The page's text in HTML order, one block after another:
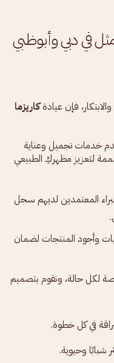
في دبي وأبوظبي
فإن عيادةكاريزما
خدمات تجميل وعناية
لتعزيز مظهركِ الطبيعي
المعتمدين لديهم سجل
وأجود المنتجات لضمان
لكل حالة، ونقوم بتصميم
في كل خطوة.
شبابًا وحيوية.